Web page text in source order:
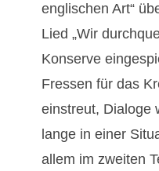
englischen Art“
Lied „Wir
Konserve
Fressen für das
einstreut, Dialoge
lange in einer
allem im zweiten
t
:
U
o
a
s
t
:
U
o
t
U
o
a
s